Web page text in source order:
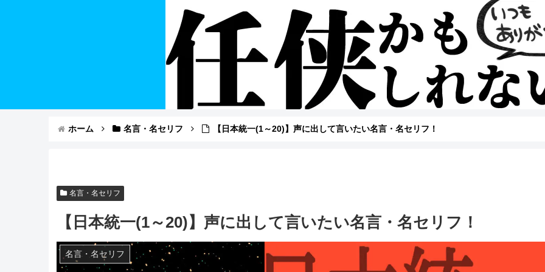
ホーム 名言・名セリフ 【日本統一(1～20)】声に出して言いたい名言・名セリフ！
名言・名セリフ
【日本統一(1～20)】声に出して言いたい名言・名セリフ！
名言・名セリフ